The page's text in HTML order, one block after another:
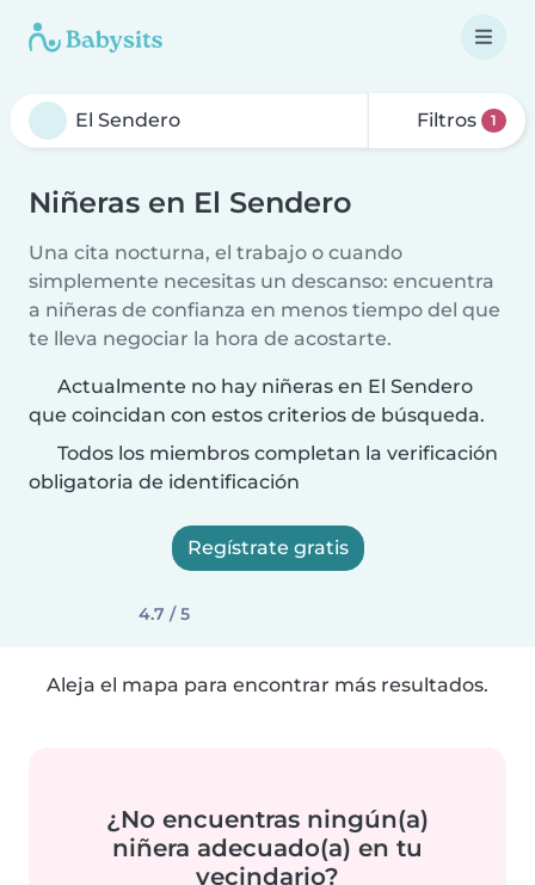
Filtros 1
Niñeras en El Sendero
Una cita nocturna, el trabajo o cuando
simplemente necesitas un descanso: encuentra
a niñeras de confianza en menos tiempo del que
te lleva negociar la hora de acostarte.
Actualmente no hay niñeras en El Sendero
que coincidan con estos criterios de búsqueda.
Todos los miembros completan la verificación
obligatoria de identificación
Regístrate gratis
4.7 / 5
Aleja el mapa para encontrar más resultados.
¿No encuentras ningún(a)
niñera adecuado(a) en tu
vecindario?